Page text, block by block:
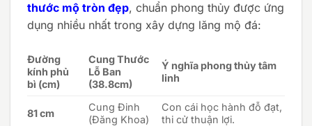
thước mộ tròn đẹp, chuẩn phong thủy được ứng
dụng nhiều nhất trong xây dựng lăng mộ đá:
Đường
kính phủ
bì (cm)
Cung Thước
Lỗ Ban
(38.8cm)
Ý nghĩa phong thủy tâm
linh
81 cm
Cung Đinh
(Đăng Khoa)
Con cái học hành đỗ đạt,
thi cử thuận lợi.